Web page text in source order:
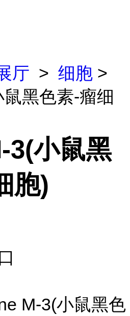
厅 > 细胞 >
黑色素-瘤细
3(小鼠黑
胞)
M-3(小鼠黑色